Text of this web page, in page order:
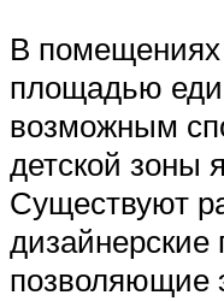
В
площадью
возможным
детской зоны
Существуют
позволяющие